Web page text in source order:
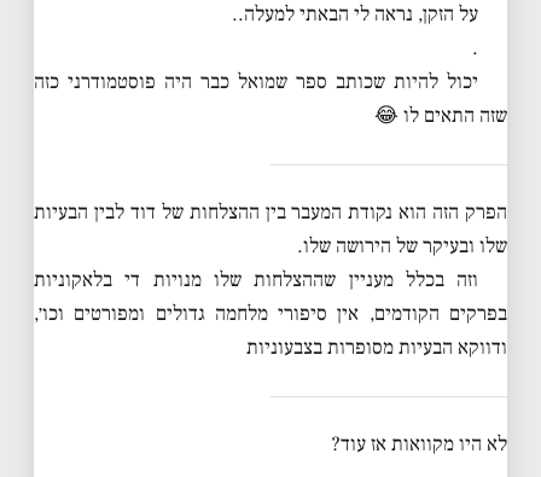
על הזקן, נראה לי הבאתי למעלה..
.
יכול להיות שכותב ספר שמואל כבר היה פוסטמודרני כזה
שזה התאים לו 😂
הפרק הזה הוא נקודת המעבר בין ההצלחות של דוד לבין הבעיות
שלו ובעיקר של הירושה שלו.
וזה בכלל מעניין שההצלחות שלו מנויות די בלאקוניות
בפרקים הקודמים, אין סיפורי מלחמה גדולים ומפורטים וכו׳,
ודווקא הבעיות מסופרות בצבעוניות
לא היו מקוואות אז עוד?